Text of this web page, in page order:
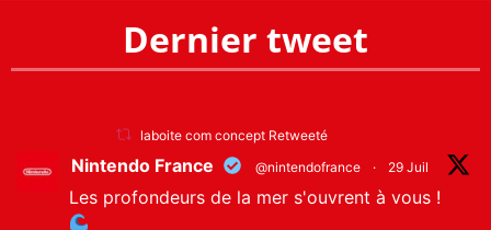
Dernier tweet
laboite com concept Retweeté
Nintendo France @nintendofrance · 29 Juil
Les profondeurs de la mer s'ouvrent à vous !